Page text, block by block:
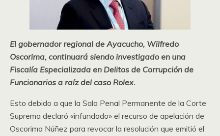
El gobernador regional de Ayacucho, Wilfredo
Oscorima, continuará siendo investigado en una
Fiscalía Especializada en Delitos de Corrupción de
Funcionarios a raíz del caso Rolex.
Esto debido a que la Sala Penal Permanente de la Corte
Suprema declaró «infundado» el recurso de apelación de
Oscorima Núñez para revocar la resolución que emitió el